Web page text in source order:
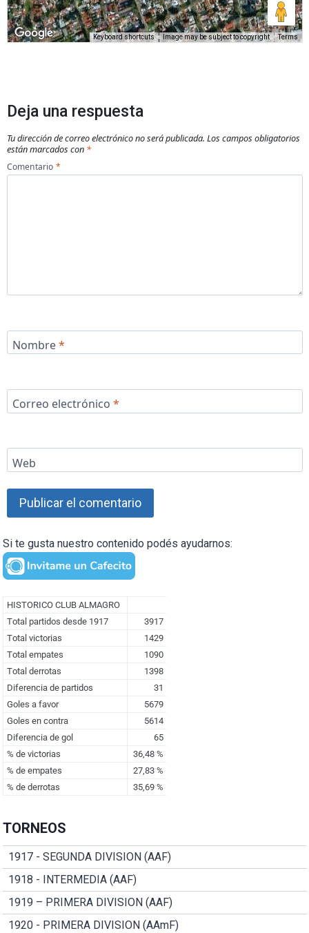
Keyboard shortcuts Image may be subject to copyright Terms
Deja una respuesta
Tu dirección de correo electrónico no será publicada. Los campos obligatorios
están marcados con *
Comentario *
Nombre*
Correo electrónico *
Web
Si te gusta nuestro contenido podés ayudarnos:
TORNEOS
1917 - SEGUNDA DIVISION (AAF)
1918 - INTERMEDIA (AAF)
1919 – PRIMERA DIVISION (AAF)
1920 - PRIMERA DIVISION (AAmF)